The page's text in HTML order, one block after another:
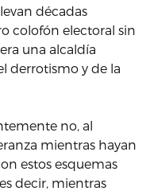
décadas
colofón electoral sin
una alcaldía
derrotismo y de la
no, al
mientras hayan
estos esquemas
decir, mientras